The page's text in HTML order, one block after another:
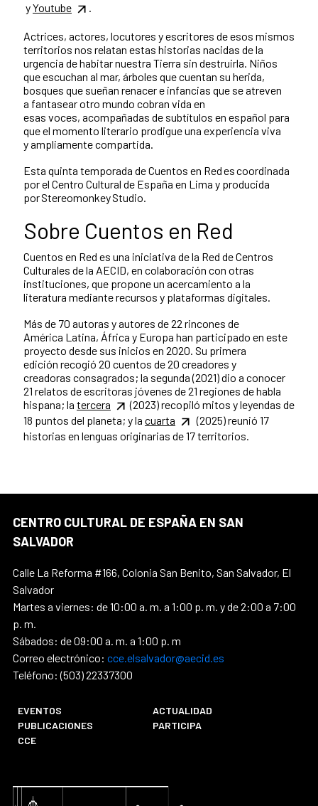
yYoutube .
Actrices, actores, locutores y escritores de esos mismos
territorios nos relatan estas historias nacidas de la
urgencia de habitar nuestra Tierra sin destruirla. Niños
que escuchan al mar, árboles que cuentan su herida,
bosques que sueñan renacer e infancias que se atreven
a fantasear otro mundo cobran vida en
esas voces, acompañadas de subtítulos en español para
que el momento literario prodigue una experiencia viva
y ampliamente compartida.
Esta quinta temporada de Cuentos en Red es coordinada
por el Centro Cultural de España en Lima y producida
por Stereomonkey Studio.
Sobre Cuentos en Red
Cuentos en Red es una iniciativa de la Red de Centros
Culturales de la AECID, en colaboración con otras
instituciones, que propone un acercamiento a la
literatura mediante recursos y plataformas digitales.
Más de 70 autoras y autores de 22 rincones de
América Latina, África y Europa han participado en este
proyecto desde sus inicios en 2020. Su primera
edición recogió 20 cuentos de 20 creadores y
creadoras consagrados; la segunda (2021) dio a conocer
21 relatos de escritoras jóvenes de 21 regiones de habla
hispana; la tercera
(2023) recopiló mitos y leyendas de
18 puntos del planeta; y la cuarta
(2025) reunió 17
historias en lenguas originarias de 17 territorios.
CENTRO CULTURAL DE ESPAÑA EN SAN
SALVADOR
Calle La Reforma #166, Colonia San Benito, San Salvador, El
Salvador
Martes a viernes: de 10:00 a. m. a 1:00 p. m. y de 2:00 a 7:00
p. m.
Sábados: de 09:00 a. m. a 1:00 p. m
Correo electrónico: cce.elsalvador@aecid.es
Teléfono: (503) 22337300
EVENTOS
ACTUALIDAD
PUBLICACIONES
PARTICIPA
CCE